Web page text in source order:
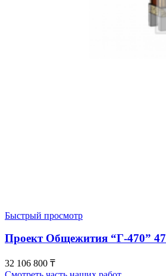
Быстрый просмотр
Проект Общежития “Г-470”
32 106 800 ₸